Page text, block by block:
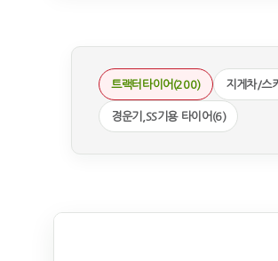
트랙터타이어(200) 지게차/스
경운기,SS기용 타이어(6)